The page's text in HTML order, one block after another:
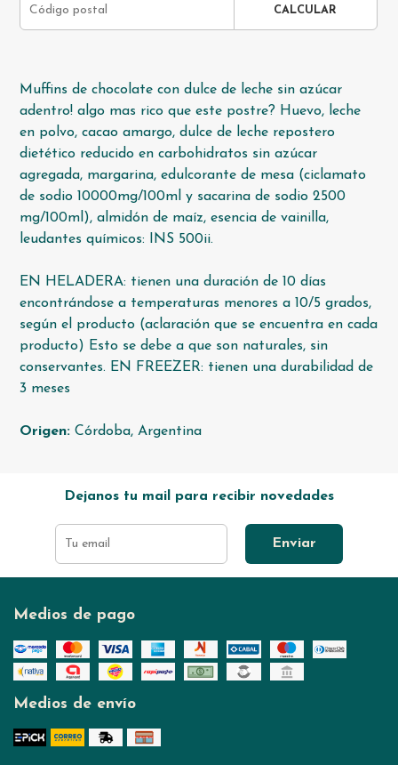
CALCULAR
Muffins de chocolate con dulce de leche sin azúcar
adentro! algo mas rico que este postre? Huevo, leche
en polvo, cacao amargo, dulce de leche repostero
dietético reducido en carbohidratos sin azúcar
agregada, margarina, edulcorante de mesa (ciclamato
de sodio 10000mg/100ml y sacarina de sodio 2500
mg/100ml), almidón de maíz, esencia de vainilla,
leudantes químicos: INS 500ii.
EN HELADERA: tienen una duración de 10 días
encontrándose a temperaturas menores a 10/5 grados,
según el producto (aclaración que se encuentra en cada
producto) Esto se debe a que son naturales, sin
conservantes. EN FREEZER: tienen una durabilidad de
3 meses
Origen: Córdoba, Argentina
Dejanos tu mail para recibir novedades
Enviar
Medios de pago
Medios de envío